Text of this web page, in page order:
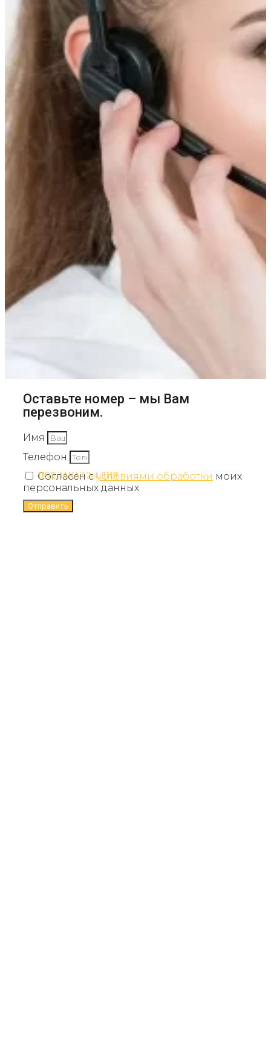
ПОД ЗАКАЗ 2-4 ДНЯ
Оставьте номер – мы Вам
перезвоним.
Имя
Телефон
Согласен сусловиями обработки моих
персональных данных.
Отправить